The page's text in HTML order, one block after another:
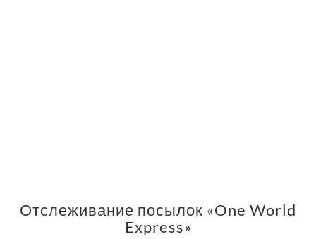
Отслеживание посылок «One World
Express»